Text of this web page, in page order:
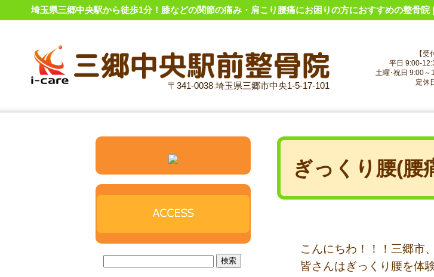
埼玉県三郷中央駅から徒歩1分！膝などの関節の痛み・肩こり腰痛にお困りの方におすすめの整骨院
〒341-0038 埼玉県三郷市中央1-5-17-101
【受
平日 9:00-
土曜･祝日 9:00～
定休
ぎっくり腰(腰
こんにちわ！！！三郷市
皆さんはぎっくり腰を体